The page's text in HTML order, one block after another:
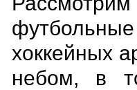
хоккейных
небом, в